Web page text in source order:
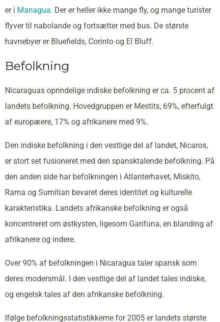
er i Managua. Der er heller ikke mange fly, og mange turister
flyver til nabolande og fortsætter med bus. De største
havnebyer er Bluefields, Corinto og El Bluff.
Befolkning
Nicaraguas oprindelige indiske befolkning er ca. 5 procent af
landets befolkning. Hovedgruppen er Mestits, 69%, efterfulgt
af europæere, 17% og afrikanere med 9%.
Den indiske befolkning i den vestlige del af landet, Nicaros,
er stort set fusioneret med den spansktalende befolkning. På
den anden side har befolkningen i Atlanterhavet, Miskito,
Rama og Sumitian bevaret deres identitet og kulturelle
karakteristika. Landets afrikanske befolkning er også
koncentreret om østkysten, ligesom Garifuna, en blanding af
afrikanere og indere.
Over 90% af befolkningen i Nicaragua taler spansk som
deres modersmål. I den vestlige del af landet tales indiske,
og engelsk tales af den afrikanske befolkning.
Ifølge befolkningsstatistikkerne for 2005 er landets største